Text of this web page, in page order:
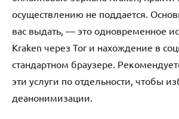
осуществлению не поддается.
вас выдать, — это одновременное
Kraken через Tor и нахождение в
стандартном браузере.
эти услуги по отдельности, чтобы
деанонимизации.